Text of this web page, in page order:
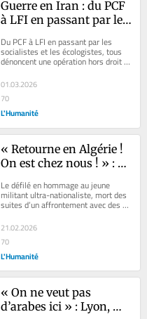
Guerre en Iran : du PCF
à LFI en passant par le
française condamne
unanimement
américaine
Du PCF à LFI en passant par les
socialistes et les écologistes, tous
dénoncent une opération hors droit
international, susceptible de plonger
la...
01.03.2026
70
L'Humanité
« Retourne en Algérie !
On est chez nous ! » : au
d’extrême droite en
hommage à Quentin
Le défilé en hommage au jeune
militant ultra-nationaliste, mort des
suites d’un affrontement avec des
21.02.2026
70
L'Humanité
« On ne veut pas
d’arabes ici » : Lyon,